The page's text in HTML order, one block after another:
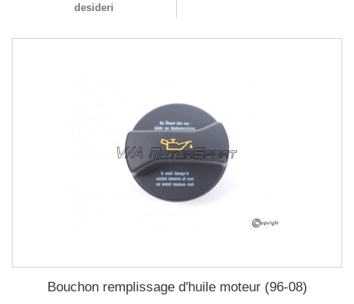
desideri
Bouchon remplissage d'huile moteur (96-08)